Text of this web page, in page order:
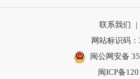
联系我们 |
网站标识码
闽公网安备
闽ICP备